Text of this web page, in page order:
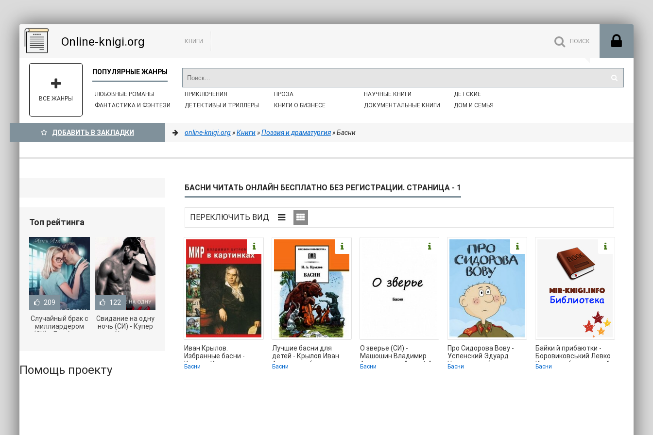
Online-knigi.org КНИГИ
ЛЮБОВНЫЕ РОМАНЫ
ФАНТАСТИКА И ФЭНТЕЗИ
ПРИКЛЮЧЕНИЯ
ДЕТЕКТИВЫ И ТРИЛЛЕРЫ
ПРОЗА
КНИГИ О БИЗНЕСЕ
НАУЧНЫЕ КНИГИ
ДОКУМЕНТАЛЬНЫЕ КНИГИ
ДЕТСКИЕ
ДОМ И СЕМЬЯ
ВСЕ ЖАНРЫ
ДОБАВИТЬ В ЗАКЛАДКИ online-knigi.org»Книги»Поэзия и драматургия» Басни
БАСНИ ЧИТАТЬ ОНЛАЙН БЕСПЛАТНО БЕЗ РЕГИСТРАЦИИ. СТРАНИЦА - 1
Иван Крылов.
Избранные басни -
Крылов Иван
Басни
Лучшие басни для
детей - Крылов Иван
Андреевич (читать
Басни
О зверье (СИ) -
Машошин Владимир
Анатольевич "manity"
Басни
Про Сидорова Вову -
Успенский Эдуард
Николаевич (читать
Басни
Байки й прибаютки -
Боровиковський Левко
Иванович (книги онлайн
Басни
Топ рейтинга
209
Случайный брак с
миллиардером
(СИ) - Лав Агата
122
Свидание на одну
ночь (СИ) - Купер
Хелен
Помощь проекту